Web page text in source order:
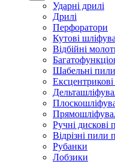
Ударні дрилі
Дрилі
Перфоратори
Кутові
Відбійні
Шабельні пили
Ручні дискові
Відрізні пили
Рубанки
Лобзики